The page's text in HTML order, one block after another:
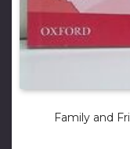
Family and